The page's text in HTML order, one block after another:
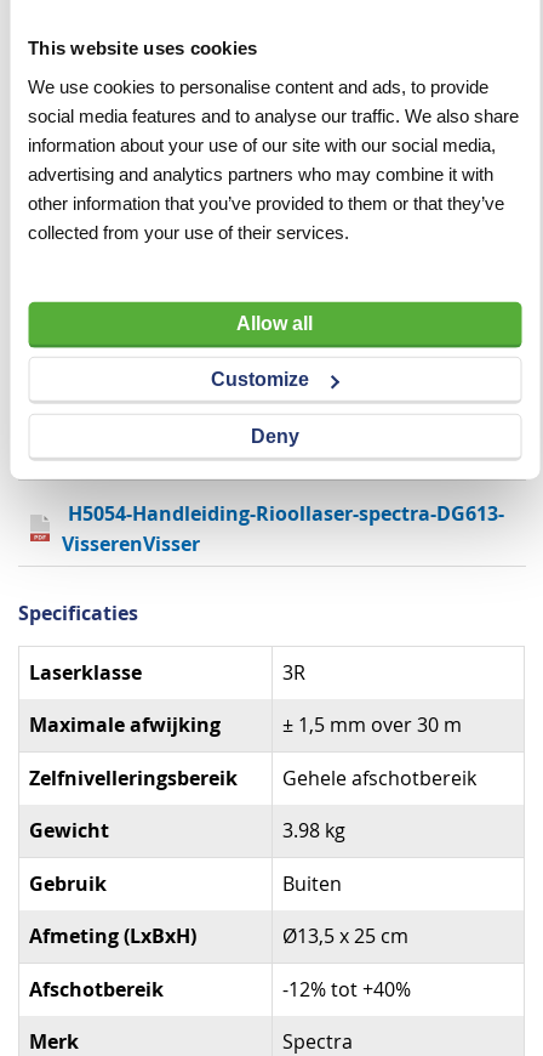
This website uses cookies
We use cookies to personalise content and ads, to provide
social media features and to analyse our traffic. We also share
information about your use of our site with our social media,
advertising and analytics partners who may combine it with
other information that you’ve provided to them or that they’ve
collected from your use of their services.
Allow all
Customize
Deny
van laserklasse 3R, die beter zichtbaar zijn dan rode
laserstralen, vooral in fel verlichte omgevingen. Dit
zorgt voor extra nauwkeurigheid en gemak bij het
werken onder diverse omstandigheden. De laser is
geschikt voor buitengebruik, waardoor hij ideaal is voor
Ontdek vandaag nog hoe de Spectra DG613 rioollaser
uw werkzaamheden kan verbeteren. Bestel eenvoudig
en snel via de website van Visser & Visser en ervaar de
voordelen van werken met topkwaliteit apparatuur en
H5054-Handleiding-Rioollaser-spectra-DG613-
VisserenVisser
Specificaties
Specificaties
Laserklasse 3R
Maximale afwijking ± 1,5 mm over 30 m
Zelfnivelleringsbereik Gehele afschotbereik
Gewicht 3.98 kg
Gebruik Buiten
Afmeting (LxBxH) Ø13,5 x 25 cm
Afschotbereik -12% tot +40%
Merk Spectra